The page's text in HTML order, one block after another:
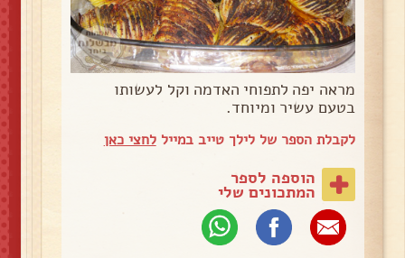
מראה יפה לתפוחי האדמה וקל לעשותו
בטעם עשיר ומיוחד.
לקבלת הספר של לילך טייב במייללחצי כאן
הוספה לספר
המתכונים שלי